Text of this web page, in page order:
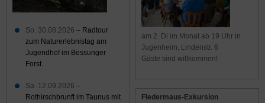
am 2. Di im Monat ab 19 Uhr in
Jugenheim, Lindenstr. 6
Gäste sind willkommen!
Fledermaus-Exkursion
So. 30.08.2026 – Radtour
zum Naturerlebnistag am
Jugendhof im Bessunger
Forst.
Sa. 12.09.2026 –
Rothirschbrunft im Taunus mit